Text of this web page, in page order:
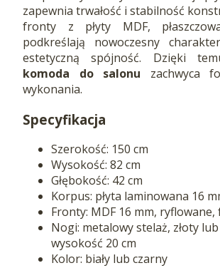
zapewnia trwałość i stabilność
fronty z płyty MDF,
podkreślają nowoczesny
estetyczną spójność. Dzięki
komoda do salonu zachwyca
wykonania.
Specyfikacja
Szerokość: 150 cm
Wysokość: 82 cm
Głębokość: 42 cm
Korpus: płyta laminowana 16
Fronty: MDF 16 mm, ryflowane,
Nogi: metalowy stelaż, złoty
wysokość 20 cm
Kolor: biały lub czarny